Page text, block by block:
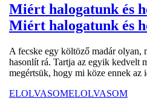
Miért halogatunk és
Miért halogatunk és
A fecske egy költöző madár olyan,
hasonlít rá. Tartja az egyik kedvelt
megértsük, hogy mi köze ennek az
ELOLVASOMELOLVASOM